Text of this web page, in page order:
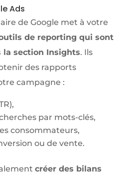
Ads
de Google met à votre
de reporting qui sont
la section Insights. Ils
des rapports
campagne :
par mots-clés,
consommateurs,
ou de vente.
créer des bilans